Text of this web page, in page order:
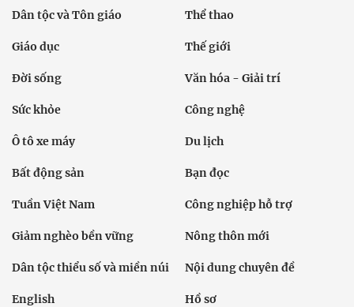
Dân tộc và Tôn giáo Thể thao
Giáo dục Thế giới
Đời sống Văn hóa - Giải trí
Sức khỏe Công nghệ
Ô tô xe máy Du lịch
Bất động sản Bạn đọc
Tuần Việt Nam Công nghiệp hỗ trợ
Giảm nghèo bền vững Nông thôn mới
Dân tộc thiểu số và miền núi Nội dung chuyên đề
English Hồ sơ